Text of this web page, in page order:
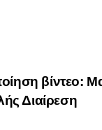
βίντεο:
Διαίρεση